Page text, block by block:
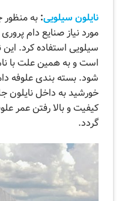
نایلون سیلویی: به
مورد نیاز صنایع دام
سیلویی استفاده کرد. این
است و به همین علت با
شود. بسته بندی علوفه
خورشید به داخل
کیفیت و بالا رفتن عمر
گردد.